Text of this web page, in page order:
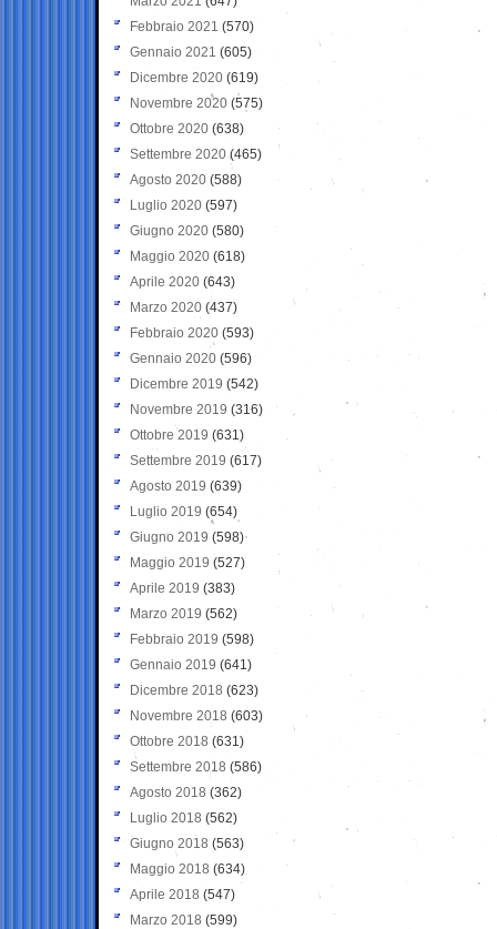
Febbraio 2021 (570)
Gennaio 2021 (605)
Dicembre 2020 (619)
Novembre 2020 (575)
Ottobre 2020 (638)
Settembre 2020(465)
Agosto 2020 (588)
Luglio 2020 (597)
Giugno 2020 (580)
Maggio 2020 (618)
Aprile 2020 (643)
Marzo 2020 (437)
Febbraio 2020 (593)
Gennaio 2020 (596)
Dicembre 2019 (542)
Novembre 2019 (316)
Ottobre 2019 (631)
Settembre 2019 (617)
Agosto 2019 (639)
Luglio 2019 (654)
Giugno 2019 (598)
Maggio 2019 (527)
Aprile 2019 (383)
Marzo 2019 (562)
Febbraio 2019 (598)
Gennaio 2019 (641)
Dicembre 2018 (623)
Novembre 2018 (603)
Ottobre 2018 (631)
Settembre 2018 (586)
Agosto 2018 (362)
Luglio 2018 (562)
Giugno 2018 (563)
Maggio 2018 (634)
Aprile 2018 (547)
Marzo 2018 (599)